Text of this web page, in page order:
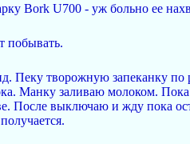
Bork U700 - уж больно ее
побывать.
Пеку творожную запеканку
Манку заливаю молоком.
После выключаю и жду пока